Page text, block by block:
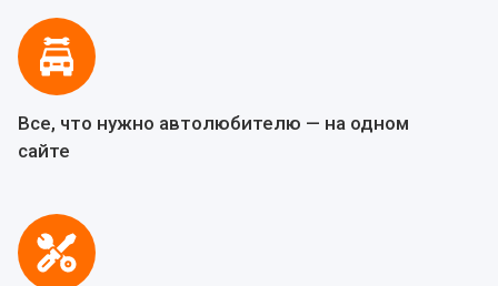
Все, что нужно автолюбителю — на одном
сайте